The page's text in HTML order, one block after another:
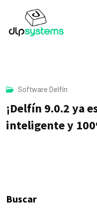
Software Delfín
¡Delfín 9.0.2 ya
inteligente y
Buscar